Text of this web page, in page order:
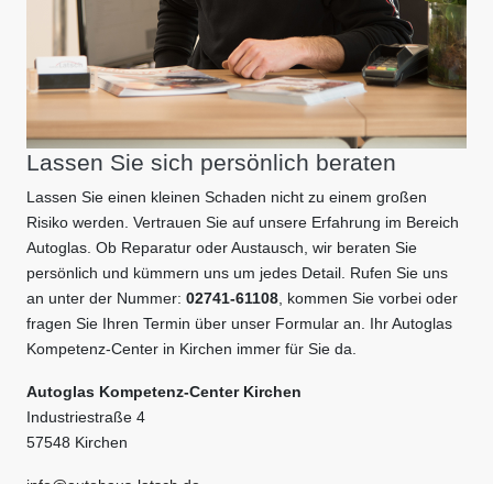
Lassen Sie sich persönlich beraten
Lassen Sie einen kleinen Schaden nicht zu einem großen
Risiko werden. Vertrauen Sie auf unsere Erfahrung im Bereich
Autoglas. Ob Reparatur oder Austausch, wir beraten Sie
persönlich und kümmern uns um jedes Detail. Rufen Sie uns
an unter der Nummer: 02741-61108 , kommen Sie vorbei oder
fragen Sie Ihren Termin über unser Formular an. Ihr Autoglas
Kompetenz-Center in Kirchen immer für Sie da.
Autoglas Kompetenz-Center Kirchen
Industriestraße 4
57548 Kirchen